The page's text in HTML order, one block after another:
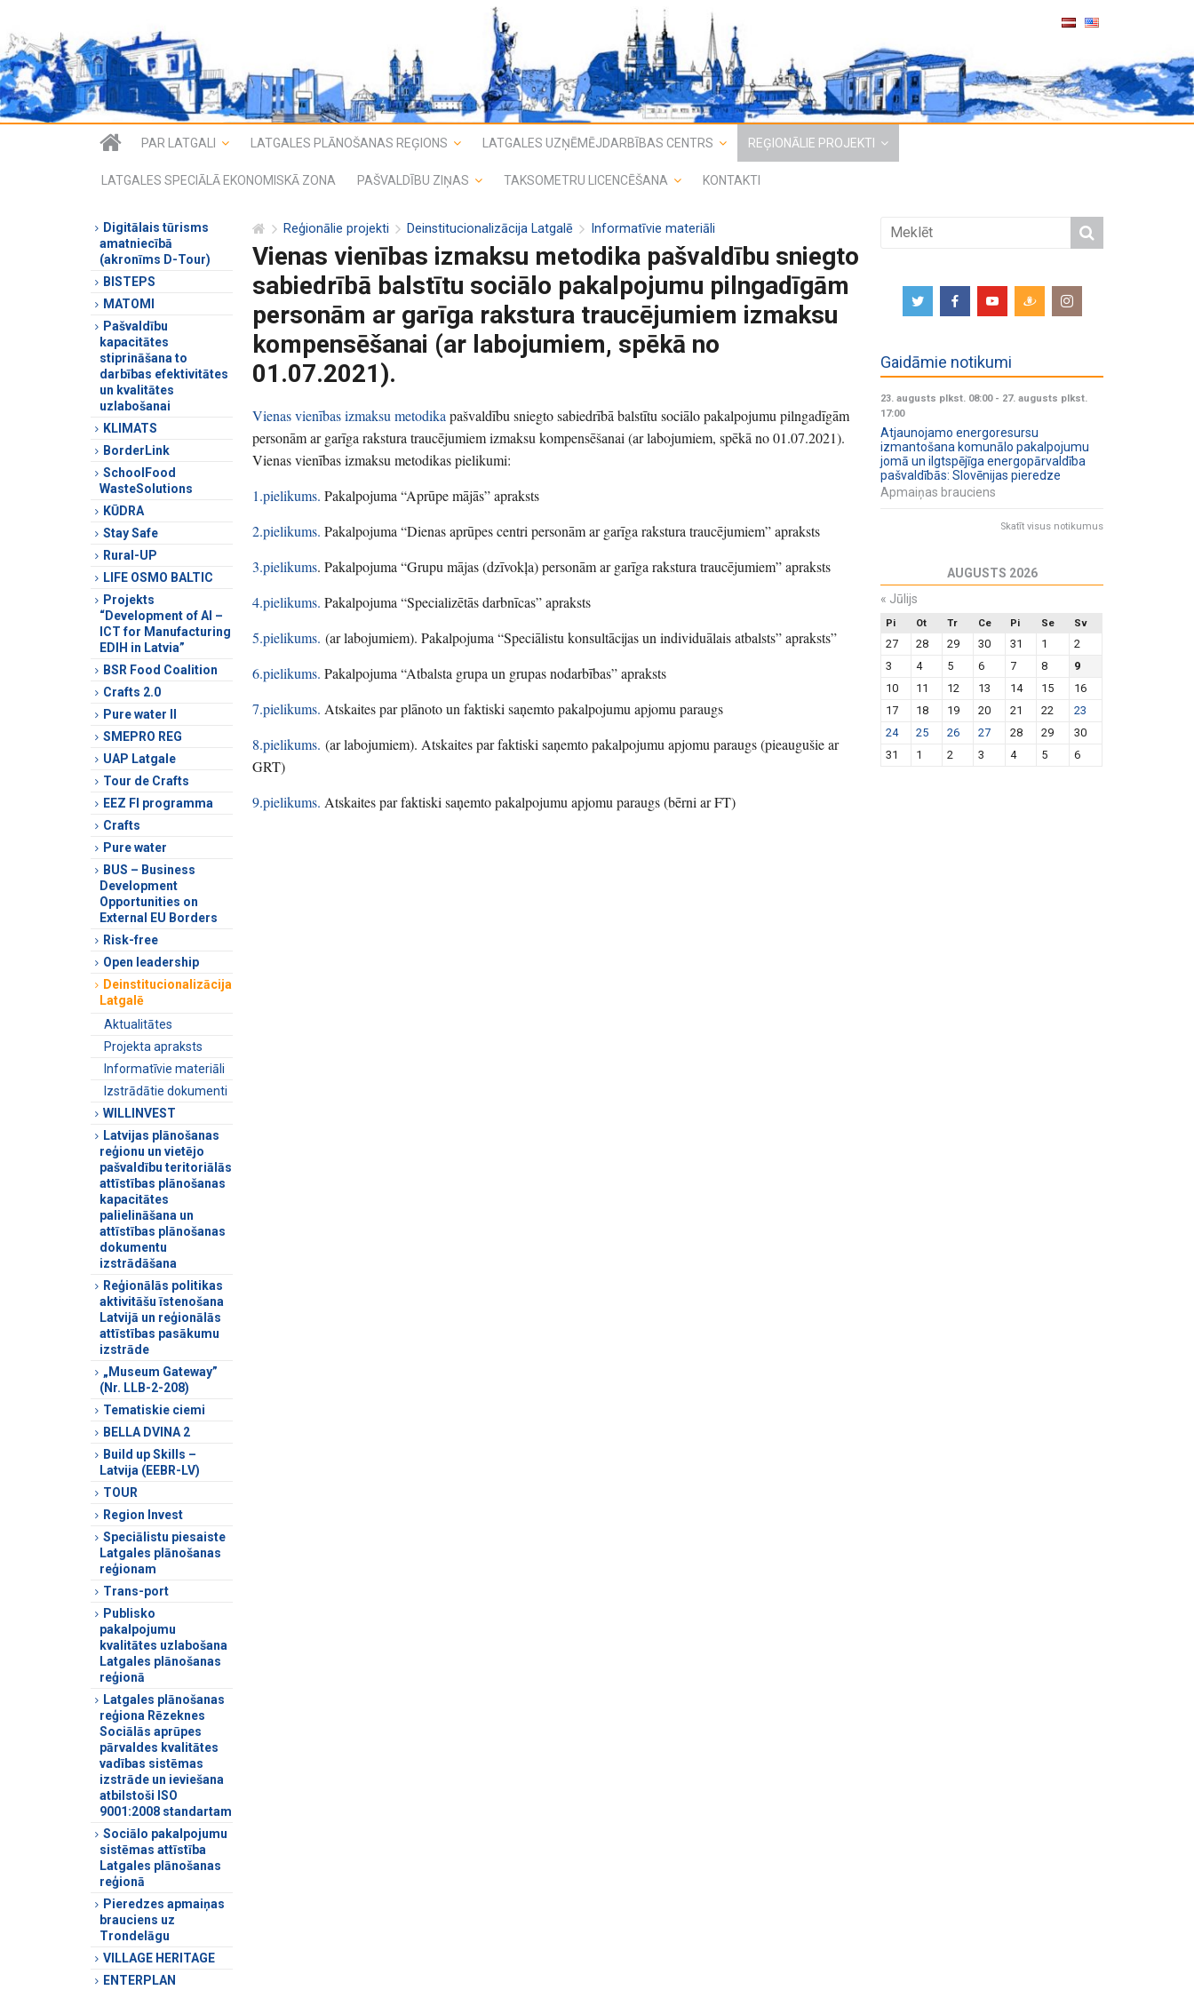
PAR LATGALI LATGALES PLĀNOŠANAS REĢIONS LATGALES UZŅĒMĒJDARBĪBAS CENTRS REĢIONĀLIE PROJEKTI
LATGALES SPECIĀLĀ EKONOMISKĀ ZONA PAŠVALDĪBU ZIŅAS TAKSOMETRU LICENCĒŠANA KONTAKTI
Reģionālie projekti Deinstitucionalizācija Latgalē Informatīvie materiāli
Vienas vienības izmaksu metodika pašvaldību sniegto
sabiedrībā balstītu sociālo pakalpojumu pilngadīgām
personām ar garīga rakstura traucējumiem izmaksu
kompensēšanai (ar labojumiem, spēkā no
01.07.2021).
Vienas vienības izmaksu metodika pašvaldību sniegto sabiedrībā balstītu sociālo pakalpojumu pilngadīgām
personām ar garīga rakstura traucējumiem izmaksu kompensēšanai (ar labojumiem, spēkā no 01.07.2021).
Vienas vienības izmaksu metodikas pielikumi:
1.pielikums. Pakalpojuma “Aprūpe mājās” apraksts
2.pielikums. Pakalpojuma “Dienas aprūpes centri personām ar garīga rakstura traucējumiem” apraksts
3.pielikums. Pakalpojuma “Grupu mājas (dzīvokļa) personām ar garīga rakstura traucējumiem” apraksts
4.pielikums. Pakalpojuma “Specializētās darbnīcas” apraksts
5.pielikums. (ar labojumiem). Pakalpojuma “Speciālistu konsultācijas un individuālais atbalsts” apraksts”
6.pielikums. Pakalpojuma “Atbalsta grupa un grupas nodarbības” apraksts
7.pielikums. Atskaites par plānoto un faktiski saņemto pakalpojumu apjomu paraugs
8.pielikums. (ar labojumiem). Atskaites par faktiski saņemto pakalpojumu apjomu paraugs (pieaugušie ar
GRT)
9.pielikums. Atskaites par faktiski saņemto pakalpojumu apjomu paraugs (bērni ar FT)
Digitālais tūrisms
amatniecībā
(akronīms D-Tour)
BISTEPS
MATOMI
Pašvaldību
kapacitātes
stiprināšana to
darbības efektivitātes
un kvalitātes
uzlabošanai
KLIMATS
BorderLink
SchoolFood
WasteSolutions
KŪDRA
Stay Safe
Rural-UP
LIFE OSMO BALTIC
Projekts
“Development of AI –
ICT for Manufacturing
EDIH in Latvia”
BSR Food Coalition
Crafts 2.0
Pure water II
SMEPRO REG
UAP Latgale
Tour de Crafts
EEZ FI programma
Crafts
Pure water
BUS – Business
Development
Opportunities on
External EU Borders
Risk-free
Open leadership
Deinstitucionalizācija
Latgalē
Aktualitātes
Projekta apraksts
Informatīvie materiāli
Izstrādātie dokumenti
WILLINVEST
Latvijas plānošanas
reģionu un vietējo
pašvaldību teritoriālās
attīstības plānošanas
kapacitātes
palielināšana un
attīstības plānošanas
dokumentu
izstrādāšana
Reģionālās politikas
aktivitāšu īstenošana
Latvijā un reģionālās
attīstības pasākumu
izstrāde
„Museum Gateway”
(Nr. LLB-2-208)
Tematiskie ciemi
BELLA DVINA 2
Build up Skills –
Latvija (EEBR-LV)
TOUR
Region Invest
Speciālistu piesaiste
Latgales plānošanas
reģionam
Trans-port
Publisko
pakalpojumu
kvalitātes uzlabošana
Latgales plānošanas
reģionā
Latgales plānošanas
reģiona Rēzeknes
Sociālās aprūpes
pārvaldes kvalitātes
vadības sistēmas
izstrāde un ieviešana
atbilstoši ISO
9001:2008 standartam
Sociālo pakalpojumu
sistēmas attīstība
Latgales plānošanas
reģionā
Pieredzes apmaiņas
brauciens uz
Trondelāgu
VILLAGE HERITAGE
ENTERPLAN
Gaidāmie notikumi
23. augusts plkst. 08:00- 27. augusts plkst.
17:00
Atjaunojamo energoresursu
izmantošana komunālo pakalpojumu
jomā un ilgtspējīga energopārvaldība
pašvaldībās: Slovēnijas pieredze
Apmaiņas brauciens
Skatīt visus notikumus
AUGUSTS 2026
« Jūlijs
Pi Ot Tr Ce Pi Se Sv
27 28 29 30 31 1
2
3
4 5 6 7 8
9
10
11 12 13 14 15
16
17
18 19 20 21 22
23
24
25 26 27 28 29
30
31
1 2 3 4 5 6